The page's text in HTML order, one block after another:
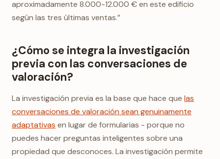
aproximadamente 8.000-12.000 € en este edificio
según las tres últimas ventas.”
¿Cómo se integra la investigación
previa con las conversaciones de
valoración?
La investigación previa es la base que hace que las
conversaciones de valoración sean genuinamente
adaptativas en lugar de formularias - porque no
puedes hacer preguntas inteligentes sobre una
propiedad que desconoces. La investigación permite